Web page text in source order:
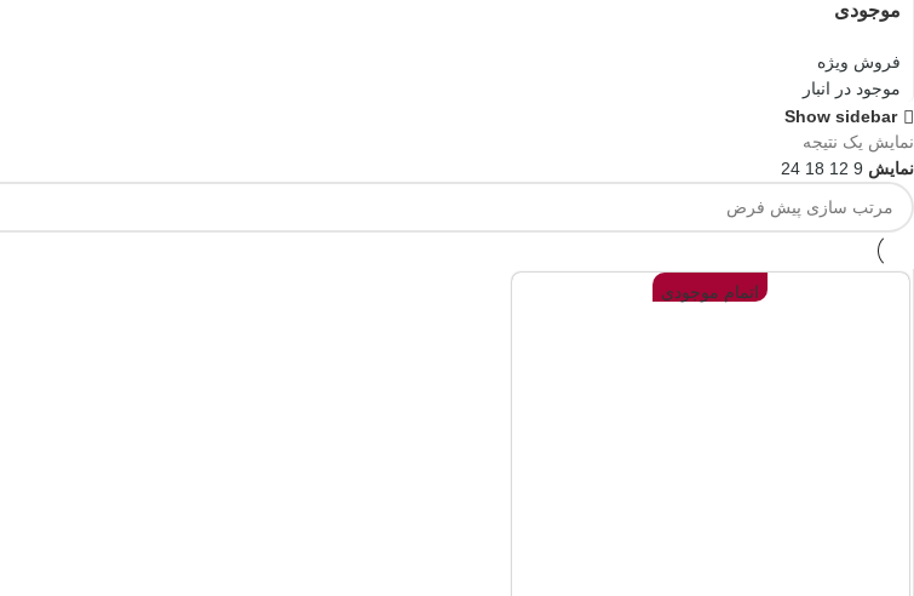
موجودی
فروش ویژه
موجود در انبار
Show sidebar
نمایش یک نتیجه
نمایش 9
12
18
24
اتمام موجودی